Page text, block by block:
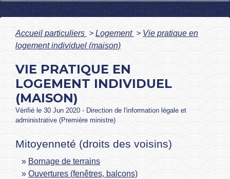
Accueil particuliers > Logement > Vie pratique en
logement individuel (maison)
VIE PRATIQUE EN
LOGEMENT INDIVIDUEL
(MAISON)
Vérifié le 30 Jun 2020 - Direction de l'information légale et
administrative (Première ministre)
Mitoyenneté (droits des voisins)
Bornage de terrains
Ouvertures (fenêtres, balcons)